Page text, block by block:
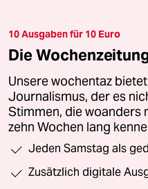
10 Ausgaben für 10 Euro
Die
Unsere wochentaz
Journalismus, der es
Stimmen, die woanders
zehn Wochen lang
Jeden Samstag als
Zusätzlich digitale